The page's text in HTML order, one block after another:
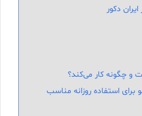
دکور
چگونه کار می‌کند؟
استفاده روزانه مناسب